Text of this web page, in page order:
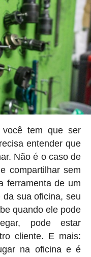
tem que ser
entender que
Não é o caso de
compartilhar sem
ferramenta de um
sua oficina, seu
quando ele pode
pode estar
cliente. E mais:
na oficina e é